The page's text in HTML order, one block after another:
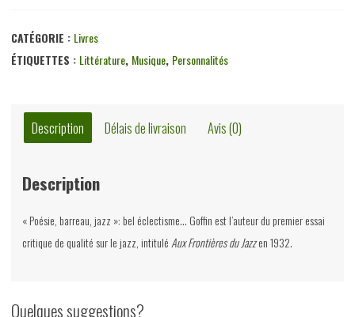
CATÉGORIE : Livres
ÉTIQUETTES : Littérature, Musique, Personnalités
Description Délais de livraison Avis (0)
Description
« Poésie, barreau, jazz »: bel éclectisme… Goffin est l’auteur du premier essai
critique de qualité sur le jazz, intitulé Aux Frontières du Jazzen 1932.
Quelques suggestions?